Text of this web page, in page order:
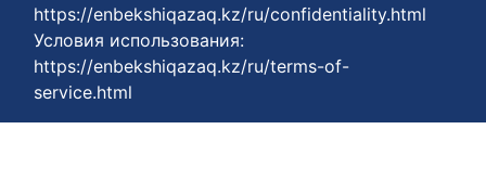
https://enbekshiqazaq.kz/ru/confidentiality.html
Условия использования:
https://enbekshiqazaq.kz/ru/terms-of-
service.html